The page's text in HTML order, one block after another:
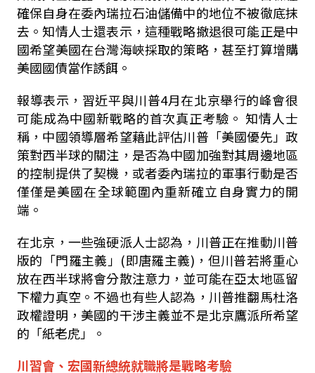
確保自身在委內瑞拉石油儲備中的地位不被徹底抹
去。知情人士還表示，這種戰略撤退很可能正是中
國希望美國在台灣海峽採取的策略，甚至打算增購
美國國債當作誘餌。
報導表示，習近平與川普4月在北京舉行的峰會很
可能成為中國新戰略的首次真正考驗。 知情人士
稱，中國領導層希望藉此評估川普「美國優先」政
策對西半球的關注，是否為中國加強對其周邊地區
的控制提供了契機，或者委內瑞拉的軍事行動是否
僅僅是美國在全球範圍內重新確立自身實力的開
端。
在北京，一些強硬派人士認為，川普正在推動川普
版的「門羅主義」 (即唐羅主義) ，但川普若將重心
放在西半球將會分散注意力，並可能在亞太地區留
下權力真空。不過也有些人認為，川普推翻馬杜洛
政權證明，美國的干涉主義並不是北京鷹派所希望
的「紙老虎」。
川習會、宏國新總統就職將是戰略考驗